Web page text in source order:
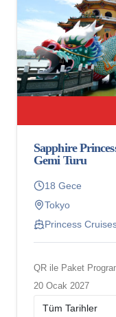
Sapphire
Gemi Turu
18 Gece
Tokyo
Princess
QR ile Paket
20 Ocak 2027